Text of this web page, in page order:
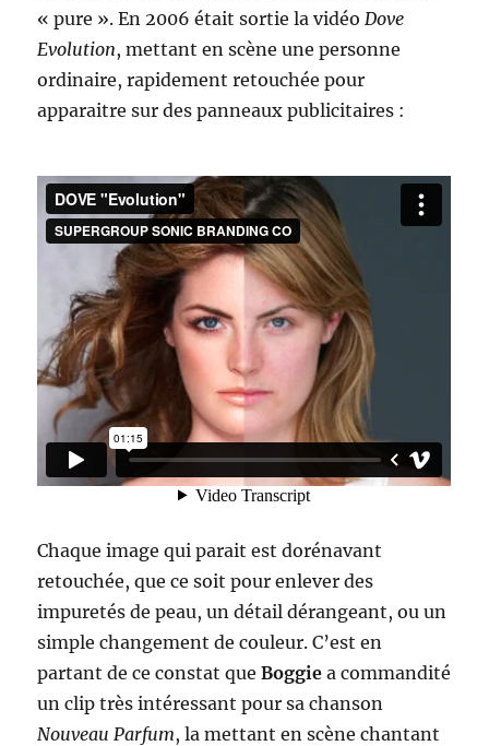
« pure ». En 2006 était sortie la vidéo Dove
Evolution, mettant en scène une personne
ordinaire, rapidement retouchée pour
apparaitre sur des panneaux publicitaires :
Chaque image qui parait est dorénavant
retouchée, que ce soit pour enlever des
impuretés de peau, un détail dérangeant, ou un
simple changement de couleur. C’est en
partant de ce constat queBoggie a commandité
un clip très intéressant pour sa chanson
Nouveau Parfum, la mettant en scène chantant